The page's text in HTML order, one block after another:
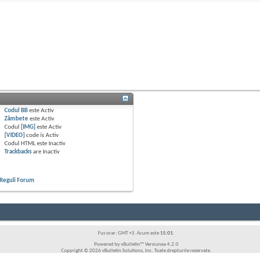
Codul BB esteActiv
Zâmbete esteActiv
Codul
[IMG] esteActiv
[VIDEO] code isActiv
Codul HTML este Inactiv
Trackbacks are Inactiv
Reguli Forum
Fus orar: GMT +3. Acum este 15:01.
Powered by vBulletin™ Versiunea 4.2.0
Copyright © 2026 vBulletin Solutions, Inc. Toate drepturile rezervate.